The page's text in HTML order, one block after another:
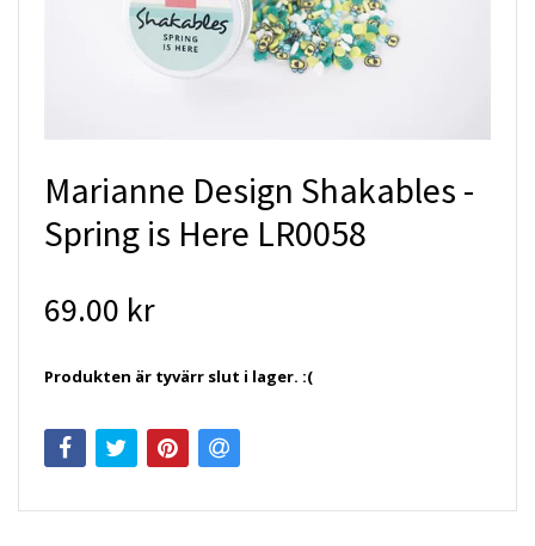
Marianne Design Shakables -
Spring is Here LR0058
69.00 kr
Produkten är tyvärr slut i lager. :(